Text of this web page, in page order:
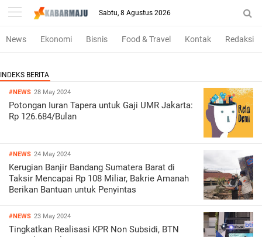
Sabtu, 8 Agustus 2026
News Ekonomi Bisnis Food & Travel Kontak Redaksi
#NEWS 28 May 2024
Potongan Iuran Tapera untuk Gaji UMR Jakarta:
Rp 126.684/Bulan
#NEWS 24 May 2024
Kerugian Banjir Bandang Sumatera Barat di
Taksir Mencapai Rp 108 Miliar, Bakrie Amanah
Berikan Bantuan untuk Penyintas
#NEWS 23 May 2024
Tingkatkan Realisasi KPR Non Subsidi, BTN